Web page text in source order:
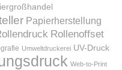
Papierherstellung
Rollenoffset
Umweltdruckerei UV-Druck
Web-to-Print